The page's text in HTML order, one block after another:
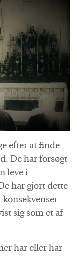
efter at finde
De har forsøgt
leve i
har gjort dette
sig som et af
har eller har